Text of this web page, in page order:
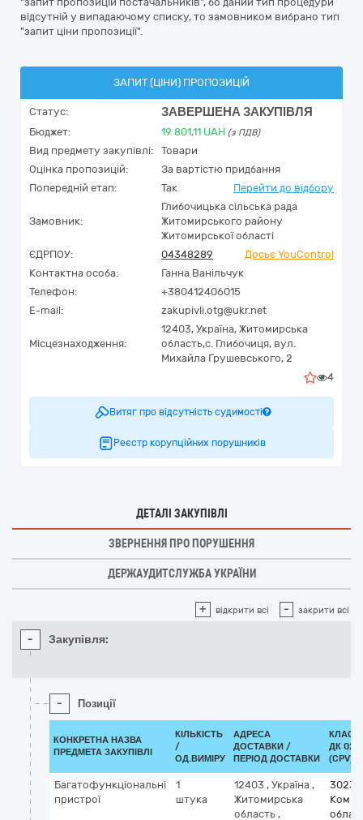
відсутній у випадаючому списку, то замовником вибрано тип
"запит ціни пропозиції".
ЗАПИТ (ЦІНИ) ПРОПОЗИЦІЙ
Статус: ЗАВЕРШЕНА ЗАКУПІВЛЯ
Бюджет: 19 801,11 UAH (з ПДВ)
Вид предмету закупівлі:
Товари
Оцінка пропозицій:
За вартістю придбання
Попередній етап:
Так Перейти до відбору
Замовник:
Глибочицька сільська рада
Житомирського району
Житомирської області
ЄДРПОУ:
04348289
Досьє YouControl
Контактна особа:
Ганна Ванільчук
Телефон:
+380412406015
E-mail:
zakupivli.otg@ukr.net
Місцезнаходження:
12403, Україна, Житомирська
область,с. Глибочиця, вул.
Михайла Грушевського, 2
4
Витяг про відсутність судимості
Реєстр корупційних порушників
ДЕТАЛІ ЗАКУПІВЛІ
ЗВЕРНЕННЯ ПРО ПОРУШЕННЯ
ДЕРЖАУДИТСЛУЖБА УКРАЇНИ
+ відкрити всі - закрити всі
- Закупівля:
- Позиції
КОНКРЕТНА НАЗВА
ПРЕДМЕТА ЗАКУПІВЛІ
КІЛЬКІСТЬ
/
ОД.ВИМІРУ
АДРЕСА
ДОСТАВКИ /
ПЕРІОД ДОСТАВКИ
ДК
(CPV)
Багатофункціональні
пристрої
1
штука
12403 , Україна ,
Житомирська
область ,